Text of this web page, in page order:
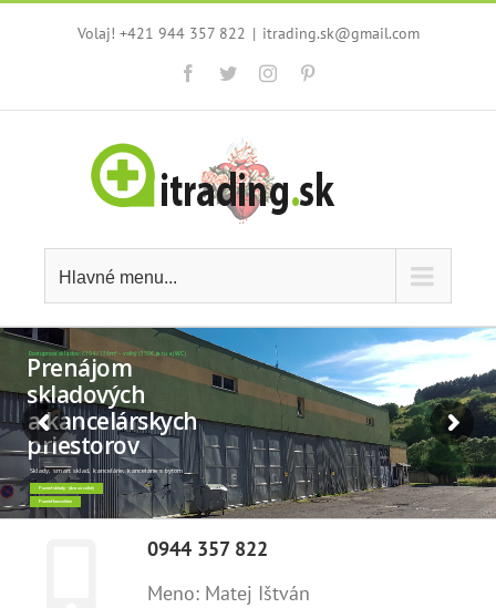
Volaj! +421 944 357 822 | itrading.sk@gmail.com
Facebook
TwitterInstagram
Hlavné menu...
Prenájom
a kancelárskych
skladových
priestorov
Sklady, smart sklad, kancelárie, kancelárie s bytom
Pozrieť sklady - (dva sú voľné)
Dostupnosť skladov: č.104 / 136m² – voľný (350€, je tu aj WC)
Pozrieť kancelárie
0944 357 822
Meno: Matej Ištván